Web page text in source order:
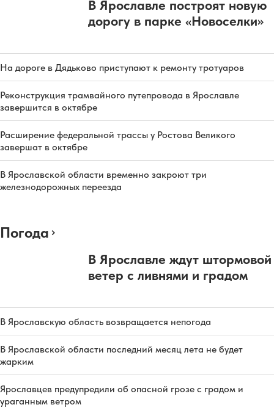
В Ярославле построят новую
дорогу в парке «Новоселки»
На дороге в Дядьково приступают к ремонту тротуаров
Реконструкция трамвайного путепровода в Ярославле
завершится в октябре
Расширение федеральной трассы у Ростова Великого
завершат в октябре
В Ярославской области временно закроют три
железнодорожных переезда
Погода
В Ярославле ждут штормовой
ветер с ливнями и градом
В Ярославскую область возвращается непогода
В Ярославской области последний месяц лета не будет
жарким
Ярославцев предупредили об опасной грозе с градом и
ураганным ветром